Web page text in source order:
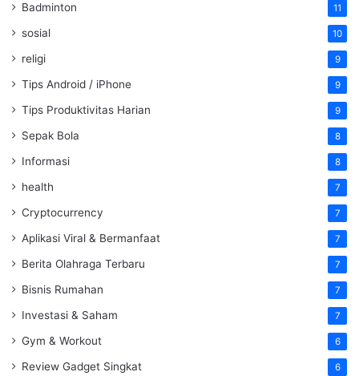
Badminton 11
sosial 10
religi 9
Tips Android / iPhone 9
Tips Produktivitas Harian 9
Sepak Bola 8
Informasi 8
health 7
Cryptocurrency 7
Aplikasi Viral & Bermanfaat 7
Berita Olahraga Terbaru 7
Bisnis Rumahan 7
Investasi & Saham 7
Gym & Workout 6
Review Gadget Singkat 6